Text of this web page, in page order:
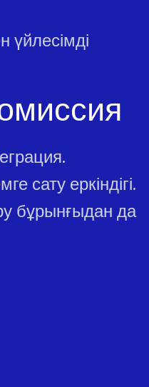
үйлесімді
сату еркіндігі.
бұрынғыдан да